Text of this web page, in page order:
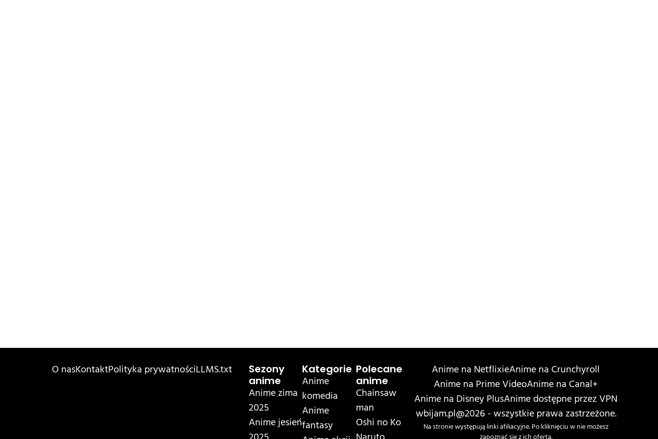
O nasKontaktPolityka prywatnościLLMS.txt
Sezony
anime
Anime zima
2025
Anime jesień
Kategorie
Anime
komedia
Anime
fantasy
Polecane
anime
Chainsaw
man
Oshi no Ko
Anime na NetflixieAnime na Crunchyroll
Anime na Prime VideoAnime na Canal+
Anime na Disney PlusAnime dostępne przez VPN
wbijam.pl@2026 - wszystkie prawa zastrzeżone.
Na stronie występują linki afiliacyjne. Po kliknięciu w nie możesz